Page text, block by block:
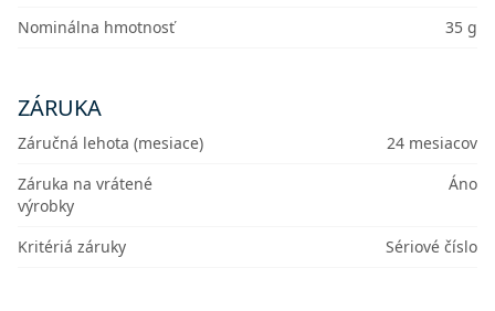
Nominálna hmotnosť
35 g
ZÁRUKA
Záručná lehota (mesiace)
24 mesiacov
Záruka na vrátené
výrobky
Áno
Kritériá záruky Sériové číslo